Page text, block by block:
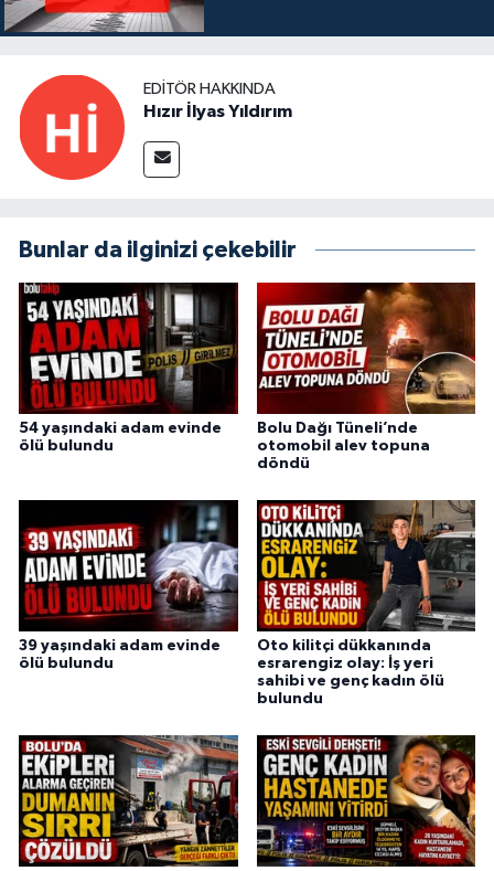
EDITÖR HAKKINDA
Hızır İlyas Yıldırım
Bunlar da ilginizi çekebilir
54 yaşındaki adam evinde
ölü bulundu
Bolu Dağı Tüneli’nde
otomobil alev topuna
döndü
39 yaşındaki adam evinde
ölü bulundu
Oto kilitçi dükkanında
esrarengiz olay: İş yeri
sahibi ve genç kadın ölü
bulundu